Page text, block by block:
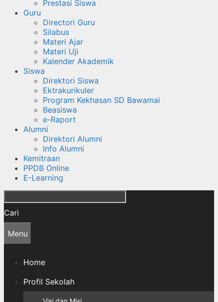
Prestasi Siswa
Guru
Directori Guru
Silabus
Materi Ajar
Materi Uji
Kalender Akademik
Siswa
Direktori Siswa
Ektrakurikuler
Program Kekhasan SD Bawamai
Beasiswa
e-Raport
Alumni
Direktori Alumni
Info Alumni
Kemitraan
PPDB Online
E-Learning
Cari
Menu
Home
Profil Sekolah